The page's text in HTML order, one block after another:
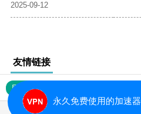
2025-09-12
友情链接
网站地图
永久免费使用的加速器